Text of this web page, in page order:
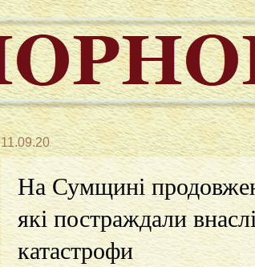
11.09.20
На Сумщині
які постраждали
катастрофи